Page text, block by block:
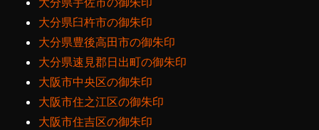
大分県臼杵市の御朱印
大分県豊後高田市の御朱印
大分県速見郡日出町の御朱印
大阪市中央区の御朱印
大阪市住之江区の御朱印
大阪市住吉区の御朱印